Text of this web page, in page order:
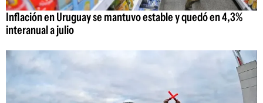
Inflación en Uruguay se mantuvo estable y quedó en 4,3%
interanual a julio